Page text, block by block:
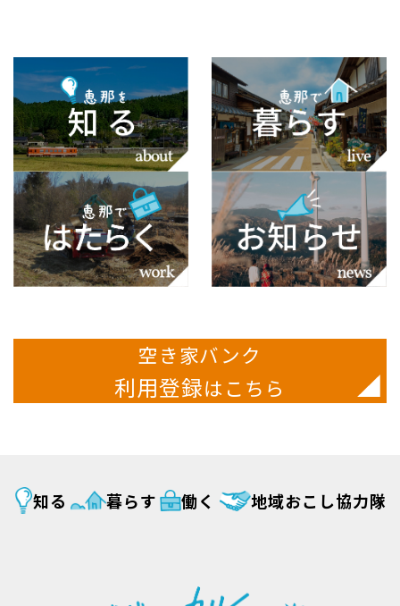
空き家バンク
利用登録はこちら
知る 暮らす 働く 地域おこし協力隊